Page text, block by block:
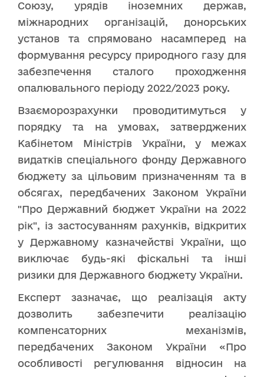
Союзу, урядів іноземних держав,
міжнародних організацій, донорських
установ та спрямовано насамперед на
формування ресурсу природного газу для
забезпечення сталого проходження
опалювального періоду 2022/2023 року.
Взаєморозрахунки проводитимуться у
порядку та на умовах, затверджених
Кабінетом Міністрів України, у межах
видатків спеціального фонду Державного
бюджету за цільовим призначенням та в
обсягах, передбачених Законом України
"Про Державний бюджет України на 2022
рік", із застосуванням рахунків, відкритих
у Державному казначействі України, що
виключає будь-які фіскальні та інші
ризики для Державного бюджету України.
Експерт зазначає, що реалізація акту
дозволить забезпечити реалізацію
компенсаторних механізмів,
передбачених Законом України «Про
особливості регулювання відносин на